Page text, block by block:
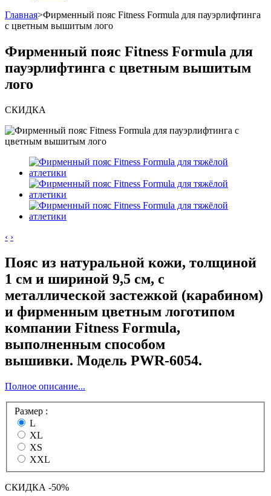
Главная>Фирменный пояс Fitness Formula для пауэрлифтинга
с цветным вышитым лого
Фирменный пояс Fitness Formula для
пауэрлифтинга с цветным вышитым
лого
СКИДКА
‹ ›
Пояс из натуральной кожи, толщиной
1 см и шириной 9,5 см, с
металлической застежкой (карабином)
и фирменным цветным логотипом
компании Fitness Formula,
выполненным способом
вышивки. Модель PWR-6054.
Полное описание...
Размер :
L
XL
XS
XXL
СКИДКА -50%